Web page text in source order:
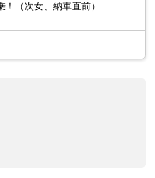
！（次女、納車直前）